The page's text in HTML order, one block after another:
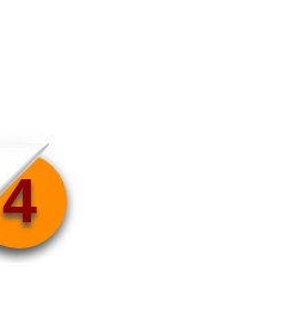
4